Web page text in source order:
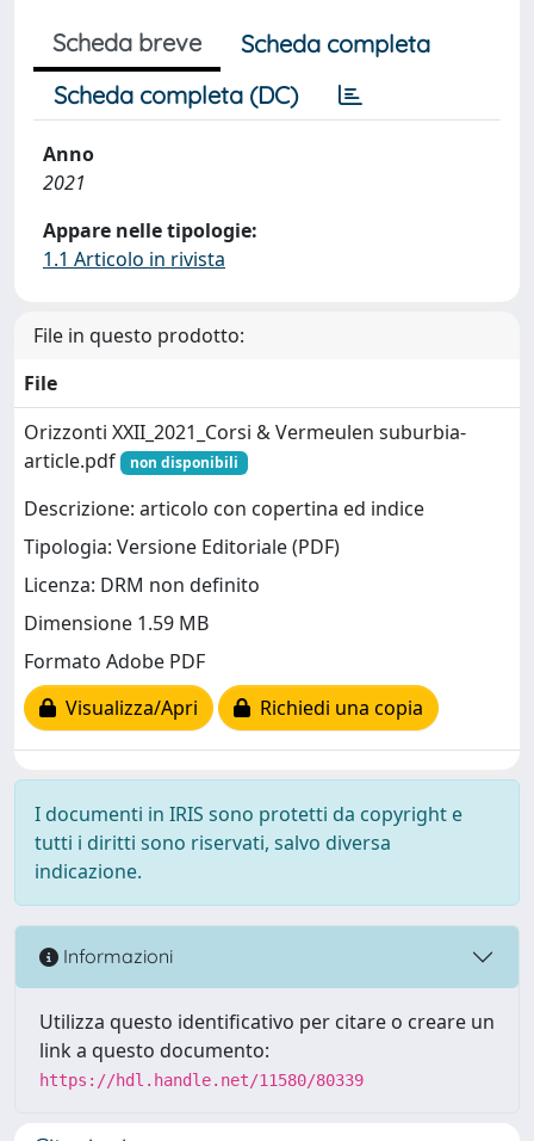
Scheda breve
Scheda completa
Scheda completa (DC)
Anno
2021
Appare nelle tipologie:
1.1 Articolo in rivista
File in questo prodotto:
File
Orizzonti XXII_2021_Corsi & Vermeulen suburbia-
article.pdf
non disponibili
Descrizione: articolo con copertina ed indice
Tipologia: Versione Editoriale (PDF)
Licenza: DRM non definito
Dimensione 1.59 MB
Formato Adobe PDF
Visualizza/Apri
Richiedi una copia
I documenti in IRIS sono protetti da copyright e
tutti i diritti sono riservati, salvo diversa
indicazione.
Informazioni
Utilizza questo identificativo per citare o creare un
link a questo documento:
https://hdl.handle.net/11580/80339